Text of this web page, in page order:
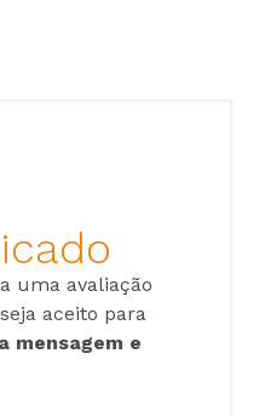
uma avaliação
aceito para
mensagem e